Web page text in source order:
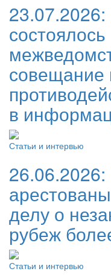
23.07.2026:
состоялось
совещание
в
Статьи и интервью
26.06.2026:
делу о
рубеж
Статьи и интервью